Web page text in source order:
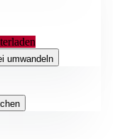
umwandeln